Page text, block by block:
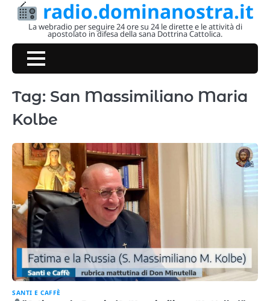
Skip
radio.dominanostra.it
La webradio per seguire 24 ore su 24 le dirette e le attività di
apostolato in difesa della sana Dottrina Cattolica.
Tag: San Massimiliano Maria
Kolbe
SANTI E CAFFÈ